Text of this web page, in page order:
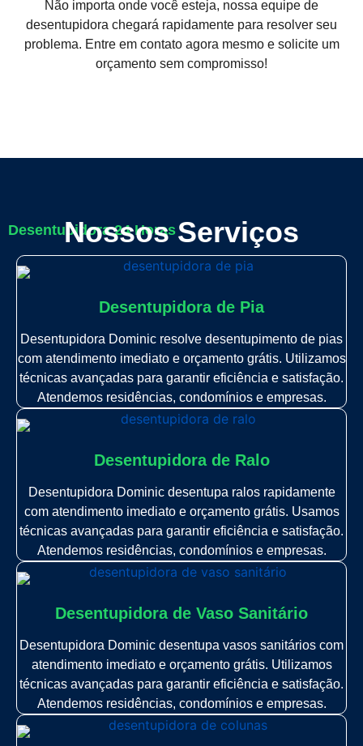
Não importa onde você esteja, nossa equipe de
desentupidora chegará rapidamente para resolver seu
problema. Entre em contato agora mesmo e solicite um
orçamento sem compromisso!
Desentupidora 24 Horas
Nossos Serviços
Desentupidora de Pia
Desentupidora Dominic resolve desentupimento de pias
com atendimento imediato e orçamento grátis. Utilizamos
técnicas avançadas para garantir eficiência e satisfação.
Atendemos residências, condomínios e empresas.
Desentupidora de Ralo
Desentupidora Dominic desentupa ralos rapidamente
com atendimento imediato e orçamento grátis. Usamos
técnicas avançadas para garantir eficiência e satisfação.
Atendemos residências, condomínios e empresas.
Desentupidora de Vaso Sanitário
Desentupidora Dominic desentupa vasos sanitários com
atendimento imediato e orçamento grátis. Utilizamos
técnicas avançadas para garantir eficiência e satisfação.
Atendemos residências, condomínios e empresas.